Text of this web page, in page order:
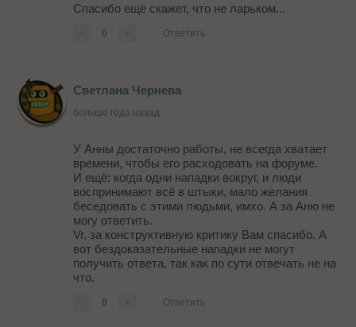
Спасибо ещё скажет, что не ларьком...
0 Ответить
Светлана Чернева
больше года назад
У Анны достаточно работы, не всегда хватает
времени, чтобы его расходовать на форуме.
И ещё: когда одни нападки вокруг, и люди
воспринимают всё в штыки, мало желания
беседовать с этими людьми, имхо. А за Аню не
могу ответить.
Vr, за конструктивную критику Вам спасибо. А
вот бездоказательные нападки не могут
получить ответа, так как по сути отвечать не на
что.
0 Ответить